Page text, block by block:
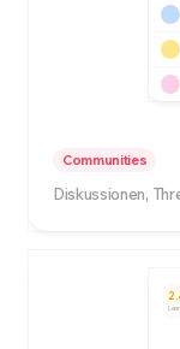
Communities
Diskussionen,